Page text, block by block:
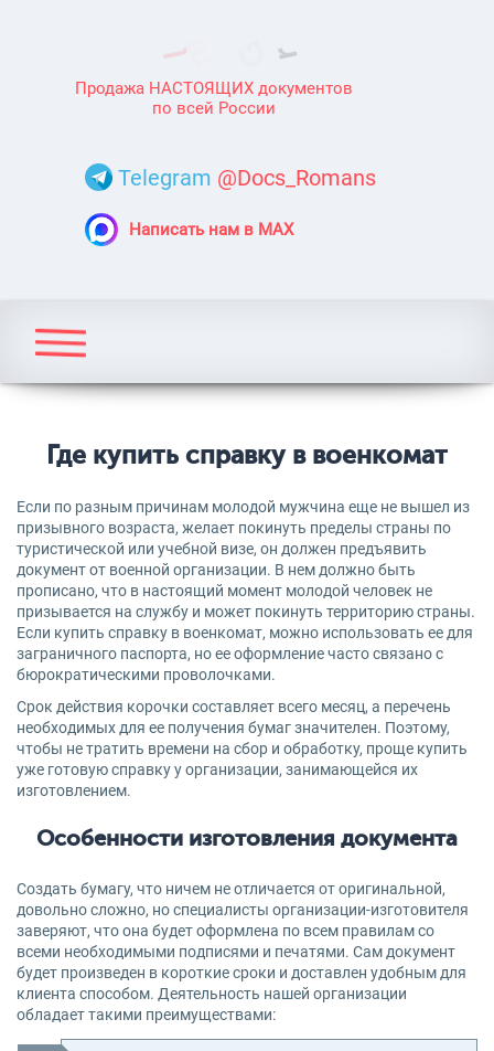
Продажа НАСТОЯЩИХ документов
по всей России
Telegram @Docs_Romans
Написать нам в MAX
Где купить справку в военкомат
Если по разным причинам молодой мужчина еще не вышел из
призывного возраста, желает покинуть пределы страны по
туристической или учебной визе, он должен предъявить
документ от военной организации. В нем должно быть
прописано, что в настоящий момент молодой человек не
призывается на службу и может покинуть территорию страны.
Если купить справку в военкомат, можно использовать ее для
заграничного паспорта, но ее оформление часто связано с
бюрократическими проволочками.
Срок действия корочки составляет всего месяц, а перечень
необходимых для ее получения бумаг значителен. Поэтому,
чтобы не тратить времени на сбор и обработку, проще купить
уже готовую справку у организации, занимающейся их
изготовлением.
Особенности изготовления документа
Создать бумагу, что ничем не отличается от оригинальной,
довольно сложно, но специалисты организации-изготовителя
заверяют, что она будет оформлена по всем правилам со
всеми необходимыми подписями и печатями. Сам документ
будет произведен в короткие сроки и доставлен удобным для
клиента способом. Деятельность нашей организации
обладает такими преимуществами: